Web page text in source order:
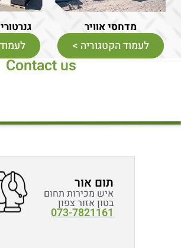
מדחסי אוויר
לעמוד הקטגוריה >
לעמוד
Contact us
תום אור
איש מכירות תחום
בטון אזור צפון
073-7821161